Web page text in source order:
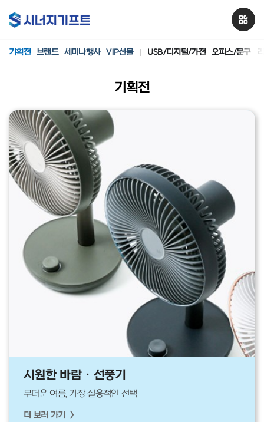
기획전 브랜드 세미나행사 VIP선물 USB/디지털/가전 오피스/문구
기획전
시원한 바람 · 선풍기
무더운 여름, 가장 실용적인 선택
더 보러 가기 >